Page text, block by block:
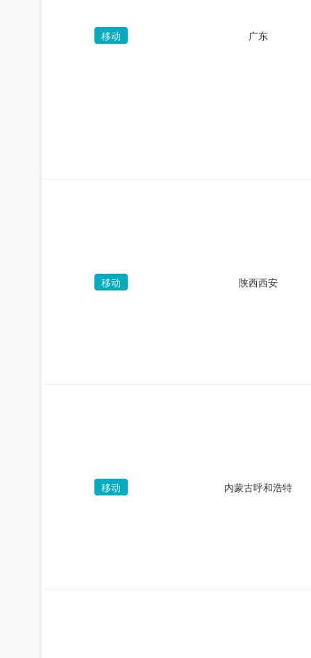
移动 广东
移动 陕西西安
移动 内蒙古呼和浩特